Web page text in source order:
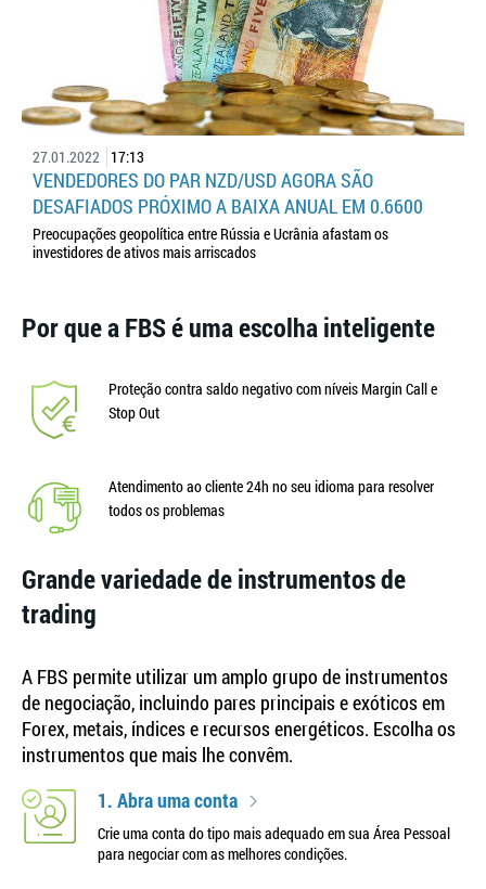
27.01.2022 17:13
VENDEDORES DO PAR NZD/USD AGORA SÃO
DESAFIADOS PRÓXIMO A BAIXA ANUAL EM 0.6600
Preocupações geopolítica entre Rússia e Ucrânia afastam os
investidores de ativos mais arriscados
Por que a FBS é uma escolha inteligente
Proteção contra saldo negativo com níveis Margin Call e
Stop Out
Atendimento ao cliente 24h no seu idioma para resolver
todos os problemas
Grande variedade de instrumentos de
trading
A FBS permite utilizar um amplo grupo de instrumentos
de negociação, incluindo pares principais e exóticos em
Forex, metais, índices e recursos energéticos. Escolha os
instrumentos que mais lhe convêm.
1. Abra uma conta
Crie uma conta do tipo mais adequado em sua Área Pessoal
para negociar com as melhores condições.